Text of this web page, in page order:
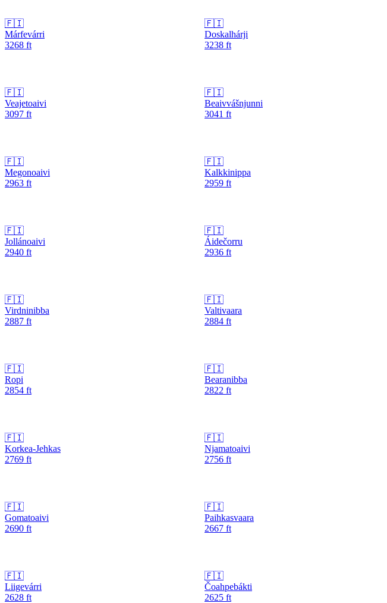
🇫🇮
Márfevárri
3268 ft
🇫🇮
Doskalhárji
3238 ft
🇫🇮
Veajetoaivi
3097 ft
🇫🇮
Beaivvášnjunni
3041 ft
🇫🇮
Megonoaivi
2963 ft
🇫🇮
Kalkkinippa
2959 ft
🇫🇮
Jollánoaivi
2940 ft
🇫🇮
Áidečorru
2936 ft
🇫🇮
Virdninibba
2887 ft
🇫🇮
Valtivaara
2884 ft
🇫🇮
Ropi
2854 ft
🇫🇮
Bearanibba
2822 ft
🇫🇮
Korkea-Jehkas
2769 ft
🇫🇮
Njamatoaivi
2756 ft
🇫🇮
Gomatoaivi
2690 ft
🇫🇮
Paihkasvaara
2667 ft
🇫🇮
Liigevárri
2628 ft
🇫🇮
Čoahpebákti
2625 ft